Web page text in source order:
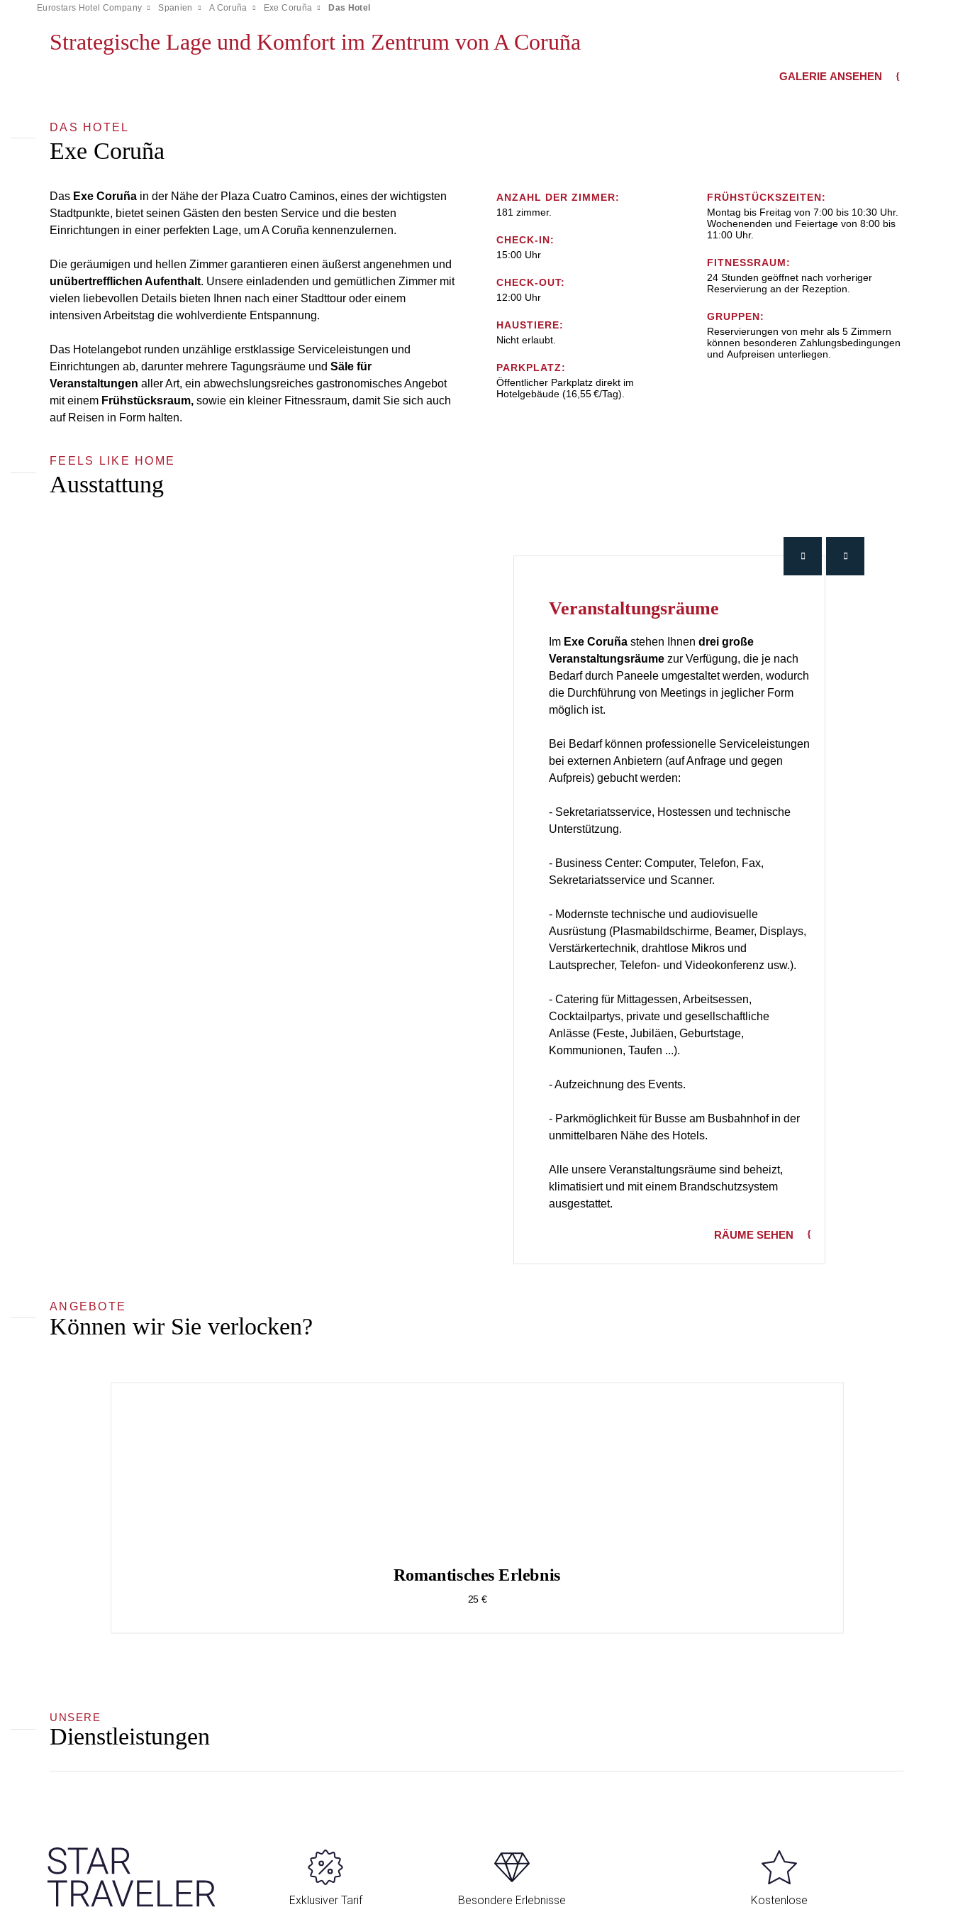
Eurostars Hotel Company Spanien A Coruña Exe Coruña Das Hotel
Strategische Lage und Komfort im Zentrum von A Coruña
GALERIE ANSEHEN
DAS HOTEL
Exe Coruña
Das Exe Coruña in der Nähe der Plaza Cuatro Caminos, eines der wichtigsten
Stadtpunkte, bietet seinen Gästen den besten Service und die besten
Einrichtungen in einer perfekten Lage, um A Coruña kennenzulernen.
Die geräumigen und hellen Zimmer garantieren einen äußerst angenehmen und
unübertrefflichen Aufenthalt. Unsere einladenden und gemütlichen Zimmer mit
vielen liebevollen Details bieten Ihnen nach einer Stadttour oder einem
intensiven Arbeitstag die wohlverdiente Entspannung.
Das Hotelangebot runden unzählige erstklassige Serviceleistungen und
Einrichtungen ab, darunter mehrere Tagungsräume und Säle für
Veranstaltungen aller Art, ein abwechslungsreiches gastronomisches Angebot
mit einem Frühstücksraum, sowie ein kleiner Fitnessraum, damit Sie sich auch
auf Reisen in Form halten.
ANZAHL DER ZIMMER:
181 zimmer.
CHECK-IN:
15:00 Uhr
CHECK-OUT:
12:00 Uhr
HAUSTIERE:
Nicht erlaubt.
PARKPLATZ:
Öffentlicher Parkplatz direkt im
Hotelgebäude (16,55 €/Tag).
FRÜHSTÜCKSZEITEN:
Montag bis Freitag von 7:00 bis 10:30 Uhr.
Wochenenden und Feiertage von 8:00 bis
11:00 Uhr.
FITNESSRAUM:
24 Stunden geöffnet nach vorheriger
Reservierung an der Rezeption.
GRUPPEN:
Reservierungen von mehr als 5 Zimmern
können besonderen Zahlungsbedingungen
und Aufpreisen unterliegen.
FEELS LIKE HOME
Ausstattung
Veranstaltungsräume
Im Exe Coruña stehen Ihnen drei große
Veranstaltungsräume zur Verfügung, die je nach
Bedarf durch Paneele umgestaltet werden, wodurch
die Durchführung von Meetings in jeglicher Form
möglich ist.
Bei Bedarf können professionelle Serviceleistungen
bei externen Anbietern (auf Anfrage und gegen
Aufpreis) gebucht werden:
- Sekretariatsservice, Hostessen und technische
Unterstützung.
- Business Center: Computer, Telefon, Fax,
Sekretariatsservice und Scanner.
- Modernste technische und audiovisuelle
Ausrüstung (Plasmabildschirme, Beamer, Displays,
Verstärkertechnik, drahtlose Mikros und
Lautsprecher, Telefon- und Videokonferenz usw.).
- Catering für Mittagessen, Arbeitsessen,
Cocktailpartys, private und gesellschaftliche
Anlässe (Feste, Jubiläen, Geburtstage,
Kommunionen, Taufen ...).
- Aufzeichnung des Events.
- Parkmöglichkeit für Busse am Busbahnhof in der
unmittelbaren Nähe des Hotels.
Alle unsere Veranstaltungsräume sind beheizt,
klimatisiert und mit einem Brandschutzsystem
ausgestattet.
RÄUME SEHEN
ANGEBOTE
Können wir Sie verlocken?
Romantisches Erlebnis
25 €
UNSERE
Dienstleistungen
Exklusiver Tarif Besondere Erlebnisse Kostenlose